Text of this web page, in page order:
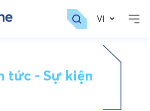
tức - Sự kiện